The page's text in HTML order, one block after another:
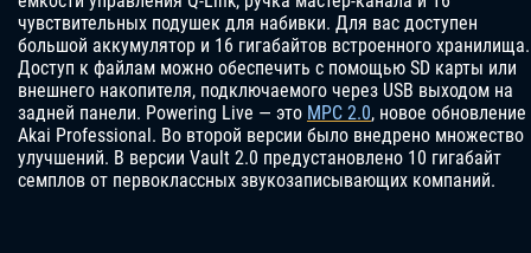
чувствительных подушек для набивки. Для вас доступен
большой аккумулятор и 16 гигабайтов встроенного хранилища.
Доступ к файлам можно обеспечить с помощью SD карты или
внешнего накопителя, подключаемого через USB выходом на
задней панели. Powering Live — это MPC 2.0, новое обновление
Akai Professional. Во второй версии было внедрено множество
улучшений. В версии Vault 2.0 предустановлено 10 гигабайт
семплов от первоклассных звукозаписывающих компаний.